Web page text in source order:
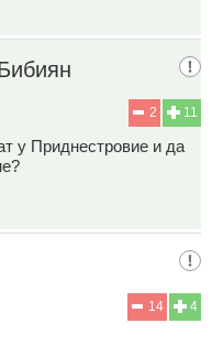
11
2
у Приднестровие и да
4
14